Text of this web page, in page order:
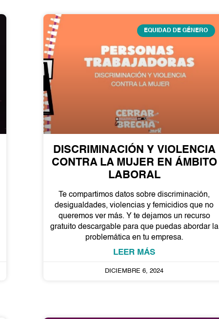
EQUIDAD DE GÉNERO
DISCRIMINACIÓN Y VIOLENCIA
CONTRA LA MUJER EN ÁMBITO
LABORAL
Te compartimos datos sobre discriminación,
desigualdades, violencias y femicidios que no
queremos ver más. Y te dejamos un recurso
gratuito descargable para que puedas abordar la
problemática en tu empresa.
LEER MÁS
DICIEMBRE 6, 2024